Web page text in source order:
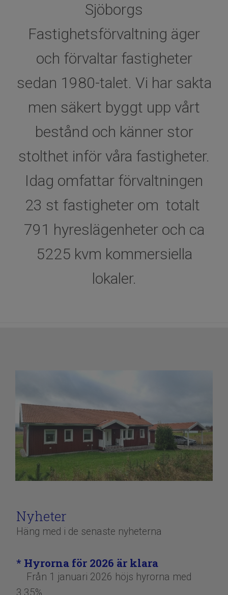
Sjöborgs
Fastighetsförvaltning äger
och förvaltar fastigheter
sedan 1980-talet. Vi har sakta
men säkert byggt upp vårt
bestånd och känner stor
stolthet inför våra fastigheter.
Idag omfattar förvaltningen
23 st fastigheter om totalt
791 hyreslägenheter och ca
5225 kvm kommersiella
lokaler.
Nyheter
Häng med i de senaste nyheterna
​​​​​​​* Hyrorna för 2026 är klara
Från 1 januari 2026 höjs hyrorna med